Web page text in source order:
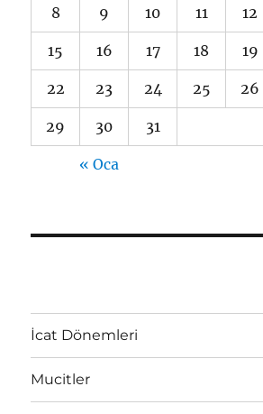
8 9 10 11 12
15 16 17 18 19
22 23 24 25 26
29 30 31
« Oca
İcat Dönemleri
Mucitler